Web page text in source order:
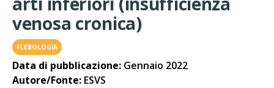
venosa cronica)
FLEBOLOGIA
Data di pubblicazione: Gennaio 2022
Autore/Fonte: ESVS